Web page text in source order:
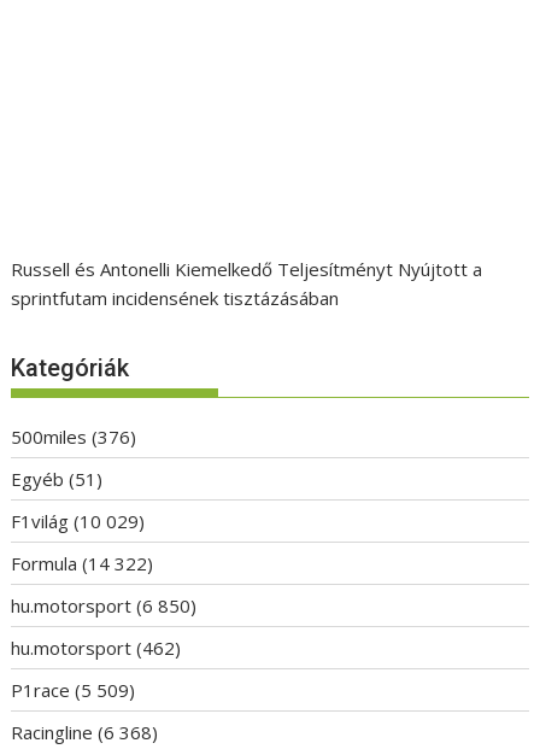
Russell és Antonelli Kiemelkedő Teljesítményt Nyújtott a
sprintfutam incidensének tisztázásában
Kategóriák
500miles (376)
Egyéb (51)
F1világ (10 029)
Formula (14 322)
hu.motorsport (6 850)
hu.motorsport (462)
P1race (5 509)
Racingline (6 368)